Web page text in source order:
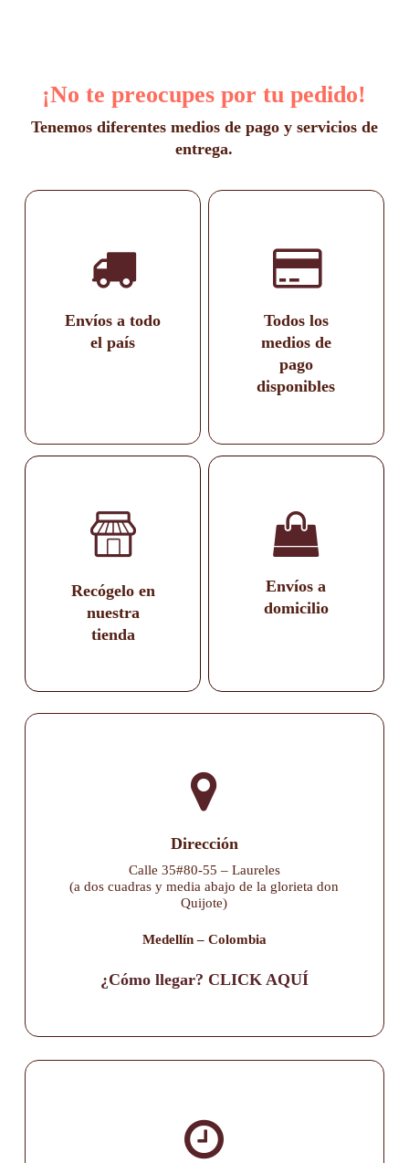
¡No te preocupes por tu pedido!
Tenemos diferentes medios de pago y servicios de
entrega.
Envíos a todo
el país
Todos los
medios de
pago
disponibles
Recógelo en
nuestra
tienda
Envíos a
domicilio
Dirección
Calle 35#80-55 – Laureles
(a dos cuadras y media abajo de la glorieta don
Quijote)
Medellín – Colombia
¿Cómo llegar? CLICK AQUÍ